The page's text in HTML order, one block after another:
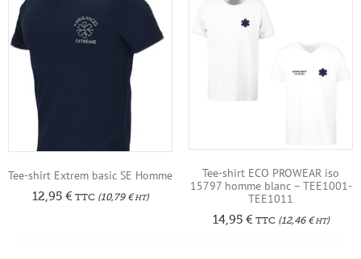
Tee-shirt Extrem basic SE Homme
12,95 € TTC(10,79 €HT)
Tee-shirt ECO PROWEAR iso
15797 homme blanc – TEE1001-
TEE1011
14,95 € TTC(12,46 €HT)